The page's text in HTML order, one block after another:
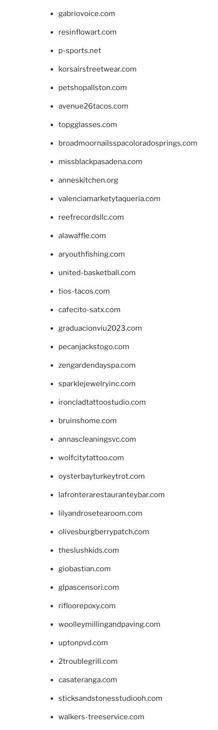
gabriovoice.com
resinflowart.com
p-sports.net
korsairstreetwear.com
petshopallston.com
avenue26tacos.com
topgglasses.com
broadmoornailsspacoloradosprings.com
missblackpasadena.com
anneskitchen.org
valenciamarketytaqueria.com
reefrecordsllc.com
alawaffle.com
aryouthfishing.com
united-basketball.com
tios-tacos.com
cafecito-satx.com
graduacionviu2023.com
pecanjackstogo.com
zengardendayspa.com
sparklejewelryinc.com
ironcladtattoostudio.com
bruinshome.com
annascleaningsvc.com
wolfcitytattoo.com
oysterbayturkeytrot.com
lafronterarestauranteybar.com
lilyandrosetearoom.com
olivesburgberrypatch.com
theslushkids.com
giobastian.com
glpascensori.com
rifloorepoxy.com
woolleymillingandpaving.com
uptonpvd.com
2troublegrill.com
casateranga.com
sticksandstonesstudiooh.com
walkers-treeservice.com